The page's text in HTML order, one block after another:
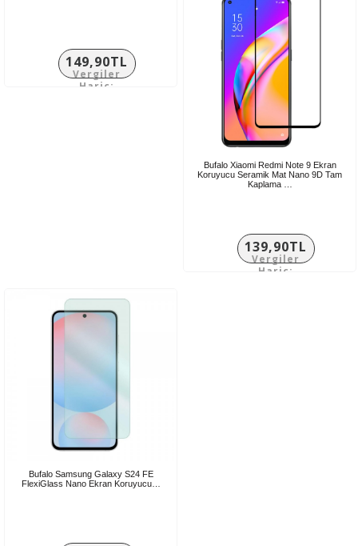
149,90TL
Vergiler
Hariç:
Bufalo Xiaomi Redmi Note 9 Ekran
Koruyucu Seramik Mat Nano 9D Tam
Kaplama …
139,90TL
Vergiler
Hariç:
Bufalo Samsung Galaxy S24 FE
FlexiGlass Nano Ekran Koruyucu…